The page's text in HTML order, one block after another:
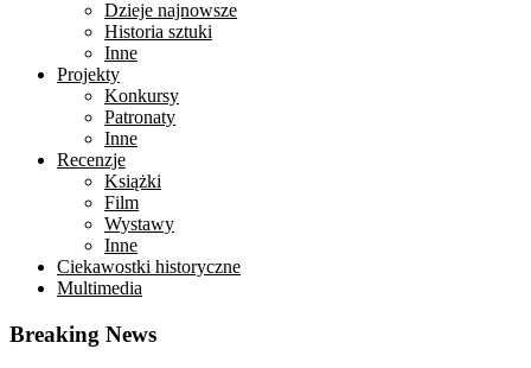
Dzieje najnowsze
Historia sztuki
Inne
Projekty
Konkursy
Patronaty
Inne
Recenzje
Książki
Film
Wystawy
Inne
Ciekawostki historyczne
Multimedia
Breaking News